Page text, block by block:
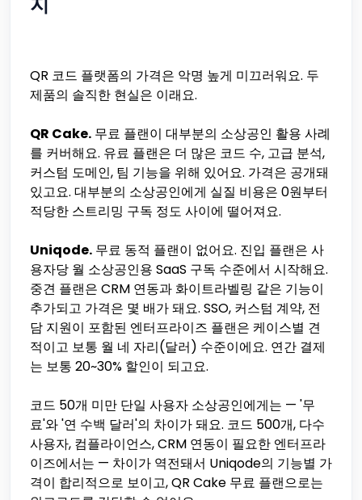
QR 코드 플랫폼의 가격은 악명 높게 미끄러워요. 두
제품의 솔직한 현실은 이래요.
QR Cake. 무료 플랜이 대부분의 소상공인 활용 사례
를 커버해요. 유료 플랜은 더 많은 코드 수, 고급 분석,
커스텀 도메인, 팀 기능을 위해 있어요. 가격은 공개돼
있고요. 대부분의 소상공인에게 실질 비용은 0원부터
적당한 스트리밍 구독 정도 사이에 떨어져요.
Uniqode. 무료 동적 플랜이 없어요. 진입 플랜은 사
용자당 월 소상공인용 SaaS 구독 수준에서 시작해요.
중견 플랜은 CRM 연동과 화이트라벨링 같은 기능이
추가되고 가격은 몇 배가 돼요. SSO, 커스텀 계약, 전
담 지원이 포함된 엔터프라이즈 플랜은 케이스별 견
적이고 보통 월 네 자리(달러) 수준이에요. 연간 결제
는 보통 20~30% 할인이 되고요.
코드 50개 미만 단일 사용자 소상공인에게는 — '무
료'와 '연 수백 달러'의 차이가 돼요. 코드 500개, 다수
사용자, 컴플라이언스, CRM 연동이 필요한 엔터프라
이즈에서는 — 차이가 역전돼서 Uniqode의 기능별 가
격이 합리적으로 보이고, QR Cake 무료 플랜으로는